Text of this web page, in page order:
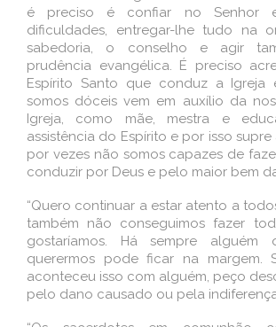
é preciso é confiar no Senhor
dificuldades, entregar-lhe tudo na
sabedoria, o conselho e agir
prudência evangélica. É preciso
Espírito Santo que conduz a Igreja
somos dóceis vem em auxílio da
Igreja, como mãe, mestra e
assistência do Espírito e por isso
por vezes não somos capazes de
conduzir por Deus e pelo maior bem
“Quero continuar a estar atento a
também não conseguimos fazer
gostaríamos. Há sempre alguém
querermos pode ficar na margem.
aconteceu isso com alguém, peço
pelo dano causado ou pela